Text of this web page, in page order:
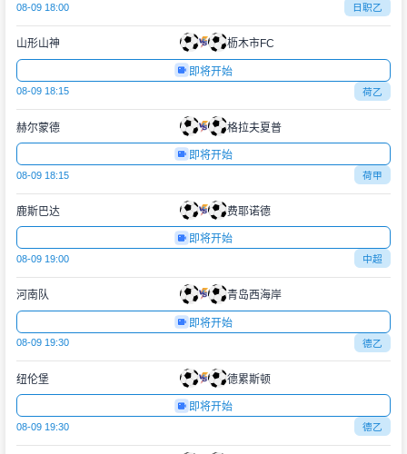
08-09 18:00 日职乙
山形山神 枥木市FC
即将开始
08-09 18:15 荷乙
赫尔蒙德 格拉夫夏普
即将开始
08-09 18:15 荷甲
鹿斯巴达 费耶诺德
即将开始
08-09 19:00 中超
河南队 青岛西海岸
即将开始
08-09 19:30 德乙
纽伦堡 德累斯顿
即将开始
08-09 19:30 德乙